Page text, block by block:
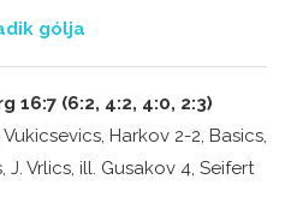
gólja
16:7 (6:2, 4:2, 4:0, 2:3)
Harkov 2-2, Basics,
J. Vrlics, ill. Gusakov 4, Seifert